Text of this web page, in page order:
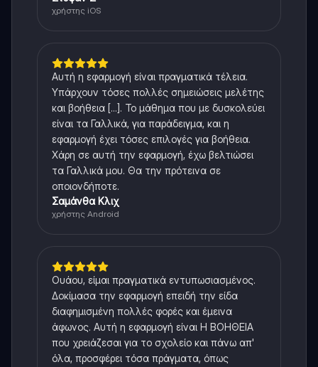
χρήστης iOS
Αυτή η εφαρμογή είναι πραγματικά τέλεια.
Υπάρχουν τόσες πολλές σημειώσεις μελέτης
και βοήθεια [...]. Το μάθημα που με δυσκολεύει
είναι τα Γαλλικά, για παράδειγμα, και η
εφαρμογή έχει τόσες επιλογές για βοήθεια.
Χάρη σε αυτή την εφαρμογή, έχω βελτιώσει
τα Γαλλικά μου. Θα την πρότεινα σε
οποιονδήποτε.
Σαμάνθα Κλιχ
χρήστης Android
Ουάου, είμαι πραγματικά εντυπωσιασμένος.
Δοκίμασα την εφαρμογή επειδή την είδα
διαφημισμένη πολλές φορές και έμεινα
άφωνος. Αυτή η εφαρμογή είναι Η ΒΟΗΘΕΙΑ
που χρειάζεσαι για το σχολείο και πάνω απ'
όλα, προσφέρει τόσα πράγματα, όπως